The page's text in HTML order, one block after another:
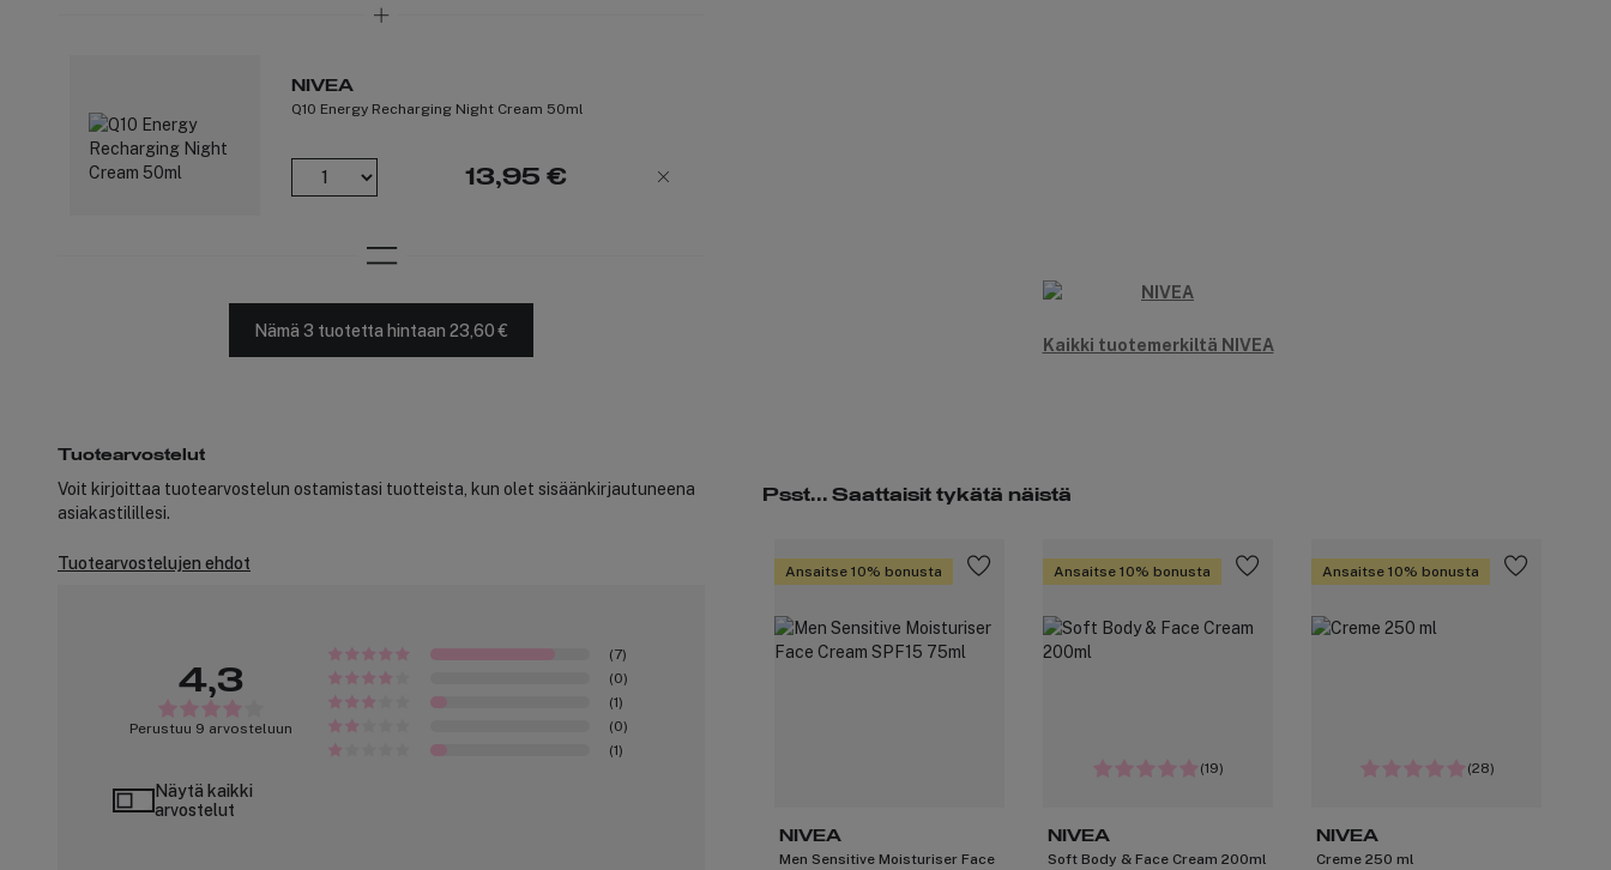
NIVEA
Q10 Energy Recharging Night Cream 50ml
13,95 €
Nämä 3 tuotetta hintaan 23,60 €
Kaikki tuotemerkiltä NIVEA
Psst... Saattaisit tykätä näistä
Ansaitse 10% bonusta
NIVEA
Men Sensitive Moisturiser Face
Ansaitse 10% bonusta
(19)
NIVEA
Soft Body & Face Cream 200ml
Ansaitse 10% bonusta
(28)
NIVEA
Creme 250 ml
Tuotearvostelut
Voit kirjoittaa tuotearvostelun ostamistasi tuotteista, kun olet sisäänkirjautuneena
asiakastilillesi.
Tuotearvostelujen ehdot
4,3
Perustuu 9 arvosteluun
(7)
(0)
(1)
(0)
(1)
Näytä kaikki
arvostelut